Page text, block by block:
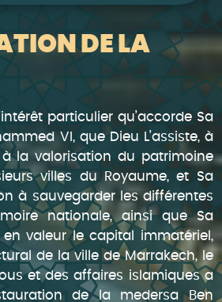
DE LA
particulier qu’accorde Sa
VI, que Dieu L’assiste, à
la valorisation du patrimoine
villes du Royaume, et Sa
à sauvegarder les différentes
nationale, ainsi que Sa
valeur le capital immatériel,
de la ville de Marrakech, le
et des affaires islamiques a
de la medersa Ben